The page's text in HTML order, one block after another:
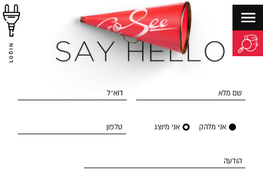
LOGIN
שם מלא דוא״ל
אני מלהק אני מיוצג טלפון
הודעה